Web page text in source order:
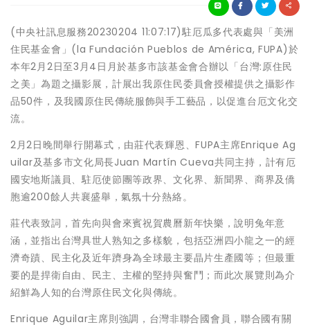
(中央社訊息服務20230204 11:07:17)駐厄瓜多代表處與「美洲
住民基金會」(la Fundación Pueblos de América, FUPA)於
本年2月2日至3月4日月於基多市該基金會合辦以「台灣:原住民
之美」為題之攝影展，計展出我原住民委員會授權提供之攝影作
品50件，及我國原住民傳統服飾與手工藝品，以促進台厄文化交
流。
2月2日晚間舉行開幕式，由莊代表輝恩、FUPA主席Enrique Ag
uilar及基多市文化局長Juan Martín Cueva共同主持，計有厄
國安地斯議員、駐厄使節團等政界、文化界、新聞界、商界及僑
胞逾200餘人共襄盛舉，氣氛十分熱絡。
莊代表致詞，首先向與會來賓祝賀農曆新年快樂，說明兔年意
涵，並指出台灣具世人熟知之多樣貌，包括亞洲四小龍之一的經
濟奇蹟、民主化及近年躋身為全球最主要晶片生產國等；但最重
要的是捍衛自由、民主、主權的堅持與奮鬥；而此次展覽則為介
紹鮮為人知的台灣原住民文化與傳統。
Enrique Aguilar主席則強調，台灣非聯合國會員，聯合國有關